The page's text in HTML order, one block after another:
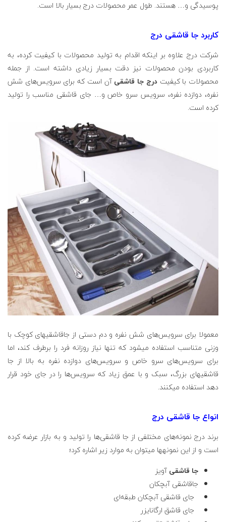
پوسیدگی و… هستند. طول عمر محصولات درج بسیار بالا است.
کاربرد جا قاشقی درج
شرکت درج علاوه بر اینکه اقدام به تولید محصولات با کیفیت کرده، به
کاربردی بودن محصولات نیز دقت بسیار زیادی داشته است. از جمله
محصولات با کیفیتدرج جا قاشقی آن است که برای سرویس‌های شش
نفره، دوازده نفره، سرویس سرو خاص و… جای قاشقی مناسب را تولید
کرده است.
معمولا برای سرویس‌های شش نفره و دم دستی از جاقاشقی­های کوچک با
وزنی متناسب استفاده می­شود که تنها نیاز روزانه فرد را برطرف کند، اما
برای سرویس‌های سرو خاص و سرویس‌های دوازده نفره به بالا از جا
قاشقی­های بزرگ، سبک و با عمق زیاد که سرویس‌ها را در جای خود قرار
دهد استفاده می­کنند.
انواع جا قاشقی درج
برند درج نمونه‌های مختلفی از جا قاشقی‌ها را تولید و به بازار عرضه کرده
است و از این نمونه­ها می­توان به موارد زیر اشاره کرد؛
جا قاشقی آویز
جاقاشقی آبچکان
جای قاشقی آبچکان طبقه‌ای
جای قاشق ارگانایزر